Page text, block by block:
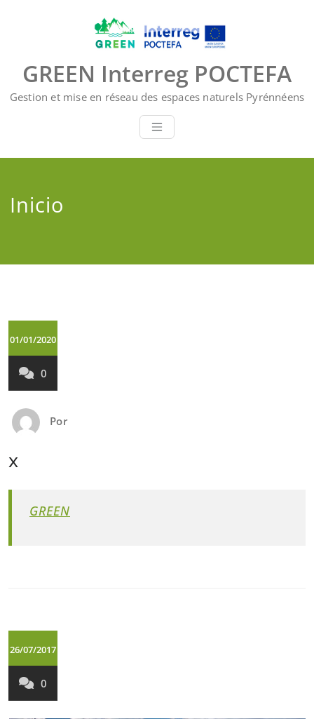
GREEN Interreg POCTEFA
Gestion et mise en réseau des espaces naturels Pyrénnéens
Inicio
01/01/2020
0
Por
x
GREEN
26/07/2017
0